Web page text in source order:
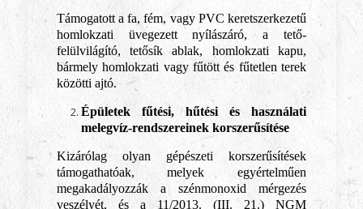
Támogatott a fa, fém, vagy PVC keretszerkezetű
homlokzati üvegezett nyílászáró, a tető-
felülvilágító, tetősík ablak, homlokzati kapu,
bármely homlokzati vagy fűtött és fűtetlen terek
közötti ajtó.
Épületek fűtési, hűtési és használati
melegvíz-rendszereinek korszerűsítése
Kizárólag olyan gépészeti korszerűsítések
támogathatóak, melyek egyértelműen
megakadályozzák a szénmonoxid mérgezés
veszélyét, és a 11/2013. (III. 21.) NGM